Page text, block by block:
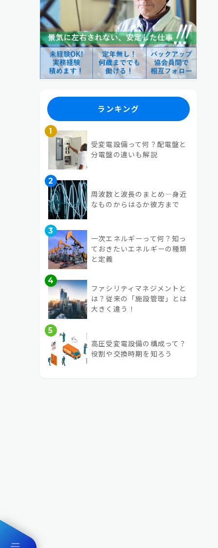
ランキング
1
受変電設備って何？配電盤と
分電盤の違いも解説
2
周波数と波長のまとめ―身近
なものからはるか彼方まで
3
一次エネルギーって何？知っ
ておきたいエネルギーの種類
と定義
4
ファシリティマネジメントと
は？従来の「施設管理」とは
大きく違う！
5
高圧受変電設備の構成って？
役割や交換時期を知ろう